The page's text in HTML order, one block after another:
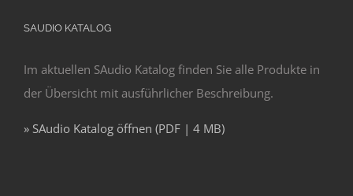
SAUDIO KATALOG
Im aktuellen SAudio Katalog finden Sie alle Produkte in
der Übersicht mit ausführlicher Beschreibung.
» SAudio Katalog öffnen (PDF | 4 MB)